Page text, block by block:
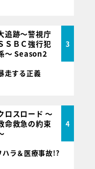
追跡～警視庁
ＳＢＣ強行犯
～ Season2
3
走する正義
ロスロード ～
命救急の約束
4
ラ＆医療事故!?